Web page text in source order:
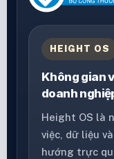
HEIGHT OS
Không gian
doanh
Height OS là
việc, dữ liệu
hướng trực